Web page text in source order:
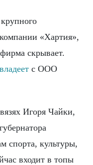
«Хартия»,
скрывает.
владеет с ООО
Игоря Чайки,
спорта, культуры,
входит в топы